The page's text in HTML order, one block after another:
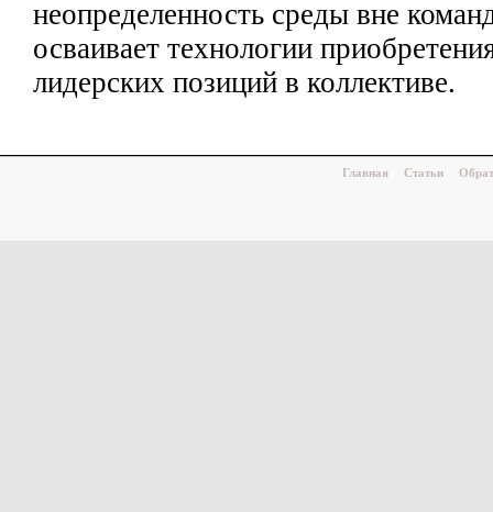
неопределенность среды вне
осваивает технологии
лидерских позиций в коллективе.
Главная Статьи